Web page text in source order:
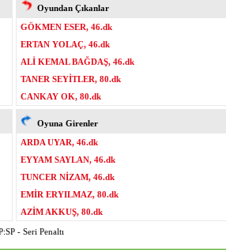
Oyundan Çıkanlar
GÖKMEN ESER, 46.dk
ERTAN YOLAÇ, 46.dk
ALİ KEMAL BAĞDAŞ, 46.dk
TANER SEYİTLER, 80.dk
CANKAY OK, 80.dk
Oyuna Girenler
ARDA UYAR, 46.dk
EYYAM SAYLAN, 46.dk
TUNCER NİZAM, 46.dk
EMİR ERYILMAZ, 80.dk
AZİM AKKUŞ, 80.dk
- Seri Penaltı